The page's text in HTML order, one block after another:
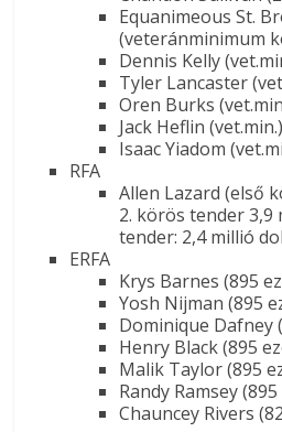
Equanimeous St.
(veteránminimum
Dennis Kelly
Tyler Lancaster
Oren Burks
Jack Heflin (vet.min.)
Isaac Yiadom
RFA
Allen Lazard (első
2. körös tender
tender: 2,4 millió
ERFA
Krys Barnes (895
Yosh Nijman (895
Dominique Dafney
Henry Black (895
Malik Taylor (895
Randy Ramsey
Chauncey Rivers